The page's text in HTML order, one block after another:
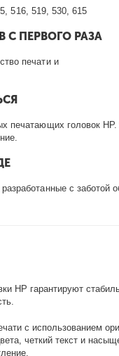
516, 519, 530, 615
ПЕРВОГО РАЗА
печати и
печатающих головок HP.
с заботой
HP гарантируют
с использованием
четкий текст и